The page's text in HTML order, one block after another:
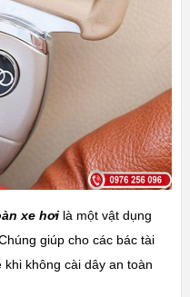
xe hơilà một vật dụng
giúp cho các bác tài
khi không cài dây an toàn